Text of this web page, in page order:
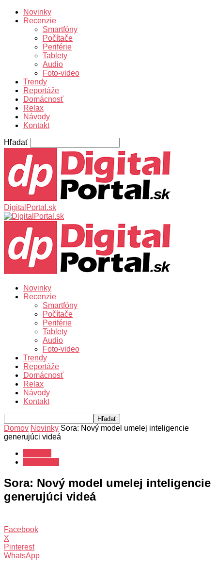
Novinky
Recenzie
Smartfóny
Počítače
Periférie
Tablety
Audio
Foto-video
Trendy
Reportáže
Domácnosť
Relax
Návody
Kontakt
Hľadať
DigitalPortal.sk
Novinky
Recenzie
Smartfóny
Počítače
Periférie
Tablety
Audio
Foto-video
Trendy
Reportáže
Domácnosť
Relax
Návody
Kontakt
Domov Novinky Sora: Nový model umelej inteligencie
generujúci videá
Sora: Nový model umelej inteligencie
generujúci videá
Facebook
X
Pinterest
WhatsApp